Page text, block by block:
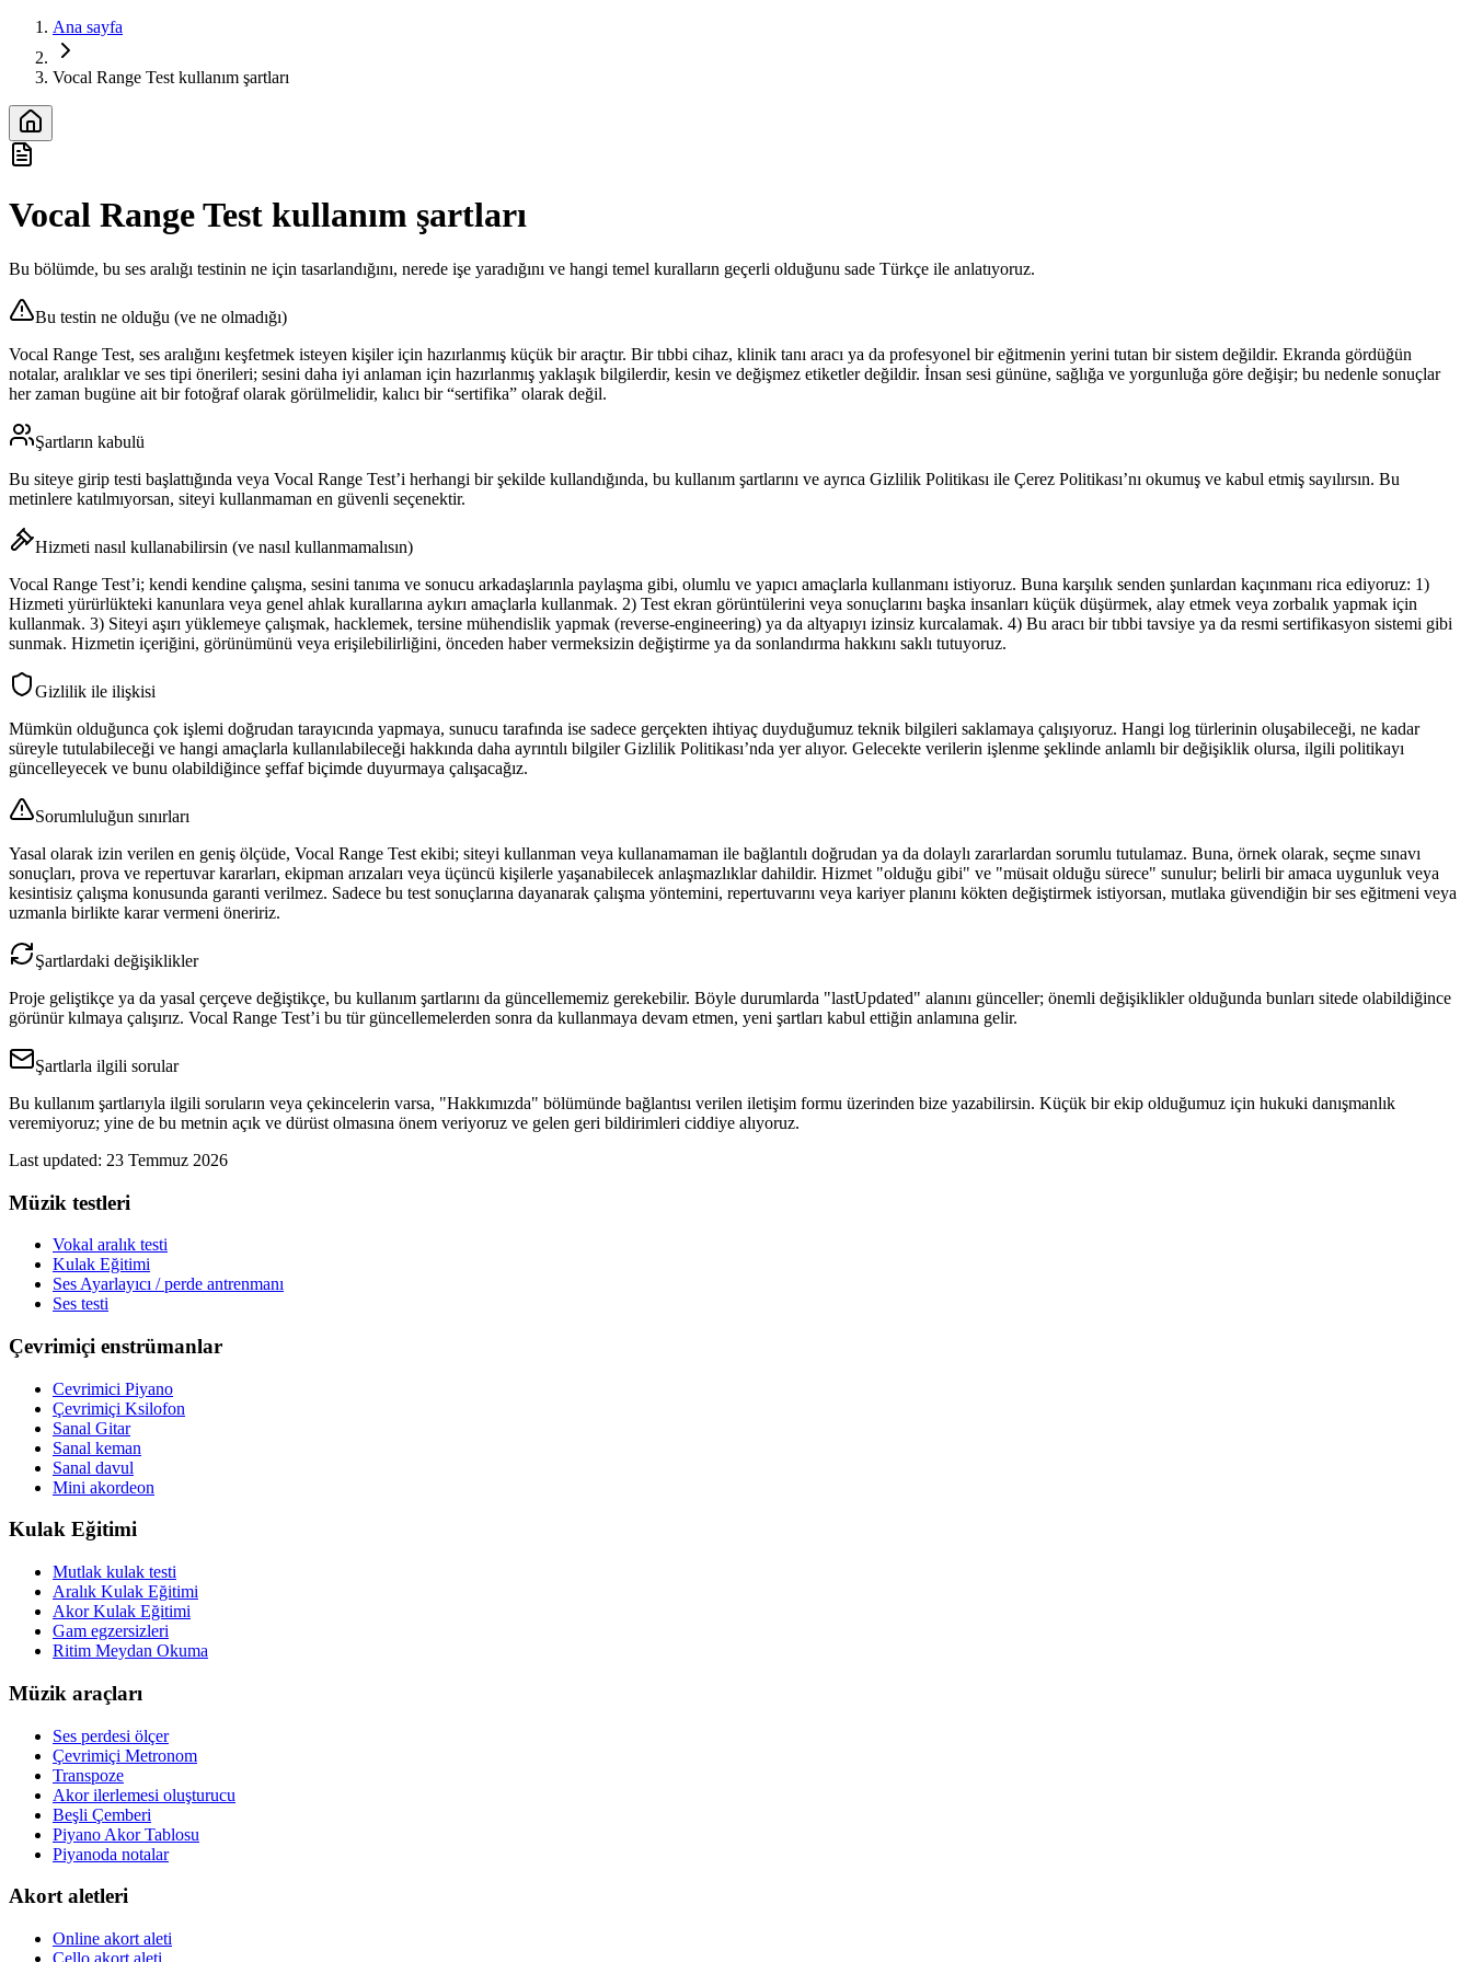
Ana sayfa
Vocal Range Test kullanım şartları
Vocal Range Test kullanım şartları
Bu bölümde, bu ses aralığı testinin ne için tasarlandığını, nerede işe yaradığını ve hangi temel kuralların geçerli olduğunu sade Türkçe ile anlatıyoruz.
Bu testin ne olduğu (ve ne olmadığı)
Vocal Range Test, ses aralığını keşfetmek isteyen kişiler için hazırlanmış küçük bir araçtır. Bir tıbbi cihaz, klinik tanı aracı ya da profesyonel bir eğitmenin yerini tutan bir sistem değildir. Ekranda gördüğün
notalar, aralıklar ve ses tipi önerileri; sesini daha iyi anlaman için hazırlanmış yaklaşık bilgilerdir, kesin ve değişmez etiketler değildir. İnsan sesi gününe, sağlığa ve yorgunluğa göre değişir; bu nedenle sonuçlar
her zaman bugüne ait bir fotoğraf olarak görülmelidir, kalıcı bir “sertifika” olarak değil.
Şartların kabulü
Bu siteye girip testi başlattığında veya Vocal Range Test’i herhangi bir şekilde kullandığında, bu kullanım şartlarını ve ayrıca Gizlilik Politikası ile Çerez Politikası’nı okumuş ve kabul etmiş sayılırsın. Bu
metinlere katılmıyorsan, siteyi kullanmaman en güvenli seçenektir.
Hizmeti nasıl kullanabilirsin (ve nasıl kullanmamalısın)
Vocal Range Test’i; kendi kendine çalışma, sesini tanıma ve sonucu arkadaşlarınla paylaşma gibi, olumlu ve yapıcı amaçlarla kullanmanı istiyoruz. Buna karşılık senden şunlardan kaçınmanı rica ediyoruz: 1)
Hizmeti yürürlükteki kanunlara veya genel ahlak kurallarına aykırı amaçlarla kullanmak. 2) Test ekran görüntülerini veya sonuçlarını başka insanları küçük düşürmek, alay etmek veya zorbalık yapmak için
kullanmak. 3) Siteyi aşırı yüklemeye çalışmak, hacklemek, tersine mühendislik yapmak (reverse‑engineering) ya da altyapıyı izinsiz kurcalamak. 4) Bu aracı bir tıbbi tavsiye ya da resmi sertifikasyon sistemi gibi
sunmak. Hizmetin içeriğini, görünümünü veya erişilebilirliğini, önceden haber vermeksizin değiştirme ya da sonlandırma hakkını saklı tutuyoruz.
Gizlilik ile ilişkisi
Mümkün olduğunca çok işlemi doğrudan tarayıcında yapmaya, sunucu tarafında ise sadece gerçekten ihtiyaç duyduğumuz teknik bilgileri saklamaya çalışıyoruz. Hangi log türlerinin oluşabileceği, ne kadar
süreyle tutulabileceği ve hangi amaçlarla kullanılabileceği hakkında daha ayrıntılı bilgiler Gizlilik Politikası’nda yer alıyor. Gelecekte verilerin işlenme şeklinde anlamlı bir değişiklik olursa, ilgili politikayı
güncelleyecek ve bunu olabildiğince şeffaf biçimde duyurmaya çalışacağız.
Sorumluluğun sınırları
Yasal olarak izin verilen en geniş ölçüde, Vocal Range Test ekibi; siteyi kullanman veya kullanamaman ile bağlantılı doğrudan ya da dolaylı zararlardan sorumlu tutulamaz. Buna, örnek olarak, seçme sınavı
sonuçları, prova ve repertuvar kararları, ekipman arızaları veya üçüncü kişilerle yaşanabilecek anlaşmazlıklar dahildir. Hizmet "olduğu gibi" ve "müsait olduğu sürece" sunulur; belirli bir amaca uygunluk veya
kesintisiz çalışma konusunda garanti verilmez. Sadece bu test sonuçlarına dayanarak çalışma yöntemini, repertuvarını veya kariyer planını kökten değiştirmek istiyorsan, mutlaka güvendiğin bir ses eğitmeni veya
uzmanla birlikte karar vermeni öneririz.
Şartlardaki değişiklikler
Proje geliştikçe ya da yasal çerçeve değiştikçe, bu kullanım şartlarını da güncellememiz gerekebilir. Böyle durumlarda "lastUpdated" alanını günceller; önemli değişiklikler olduğunda bunları sitede olabildiğince
görünür kılmaya çalışırız. Vocal Range Test’i bu tür güncellemelerden sonra da kullanmaya devam etmen, yeni şartları kabul ettiğin anlamına gelir.
Şartlarla ilgili sorular
Bu kullanım şartlarıyla ilgili soruların veya çekincelerin varsa, "Hakkımızda" bölümünde bağlantısı verilen iletişim formu üzerinden bize yazabilirsin. Küçük bir ekip olduğumuz için hukuki danışmanlık
veremiyoruz; yine de bu metnin açık ve dürüst olmasına önem veriyoruz ve gelen geri bildirimleri ciddiye alıyoruz.
Last updated: 23 Temmuz 2026
Müzik testleri
Vokal aralık testi
Kulak Eğitimi
Ses Ayarlayıcı / perde antrenmanı
Ses testi
Çevrimiçi enstrümanlar
Cevrimici Piyano
Çevrimiçi Ksilofon
Sanal Gitar
Sanal keman
Sanal davul
Mini akordeon
Kulak Eğitimi
Mutlak kulak testi
Aralık Kulak Eğitimi
Akor Kulak Eğitimi
Gam egzersizleri
Ritim Meydan Okuma
Müzik araçları
Ses perdesi ölçer
Çevrimiçi Metronom
Transpoze
Akor ilerlemesi oluşturucu
Beşli Çemberi
Piyano Akor Tablosu
Piyanoda notalar
Akort aletleri
Online akort aleti
Çello akort aleti